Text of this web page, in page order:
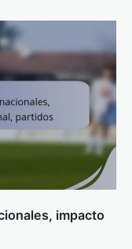
impacto